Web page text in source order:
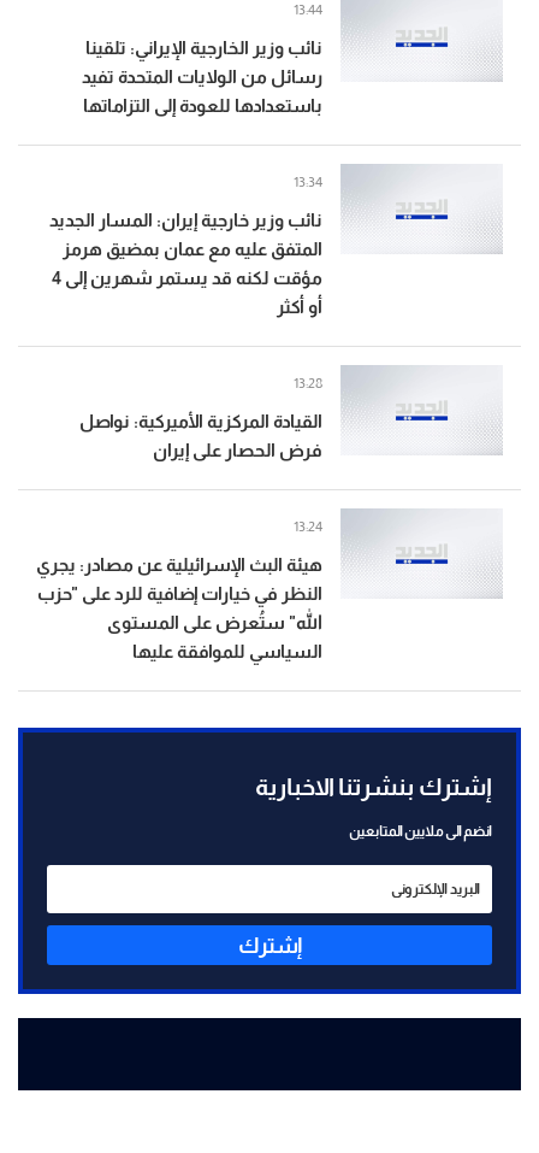
نائب وزير الخارجية الإيراني: تلقينا
رسائل من الولايات المتحدة تفيد
باستعدادها للعودة إلى التزاماتها
13:44
نائب وزير خارجية إيران: المسار الجديد
المتفق عليه مع عمان بمضيق هرمز
مؤقت لكنه قد يستمر شهرين إلى 4
أو أكثر
13:34
القيادة المركزية الأميركية: نواصل
فرض الحصار على إيران
13:28
هيئة البث الإسرائيلية عن مصادر: يجري
النظر في خيارات إضافية للرد على "حزب
الله" ستُعرض على المستوى
السياسي للموافقة عليها
13:24
إشترك بنشرتنا الاخبارية
انضم الى ملايين المتابعين
إشترك